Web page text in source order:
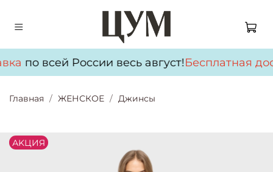
по всей России весь август!Бесплатная
Главная ЖЕНСКОЕ Джинсы
АKЦИЯ